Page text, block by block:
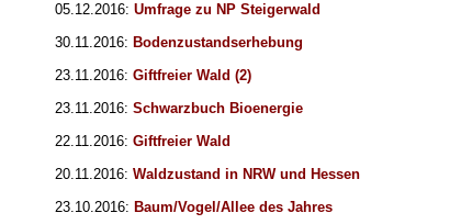
05.12.2016: Umfrage zu NP Steigerwald
30.11.2016: Bodenzustandserhebung
23.11.2016: Giftfreier Wald (2)
23.11.2016: Schwarzbuch Bioenergie
22.11.2016: Giftfreier Wald
20.11.2016: Waldzustand in NRW und Hessen
23.10.2016: Baum/Vogel/Allee des Jahres